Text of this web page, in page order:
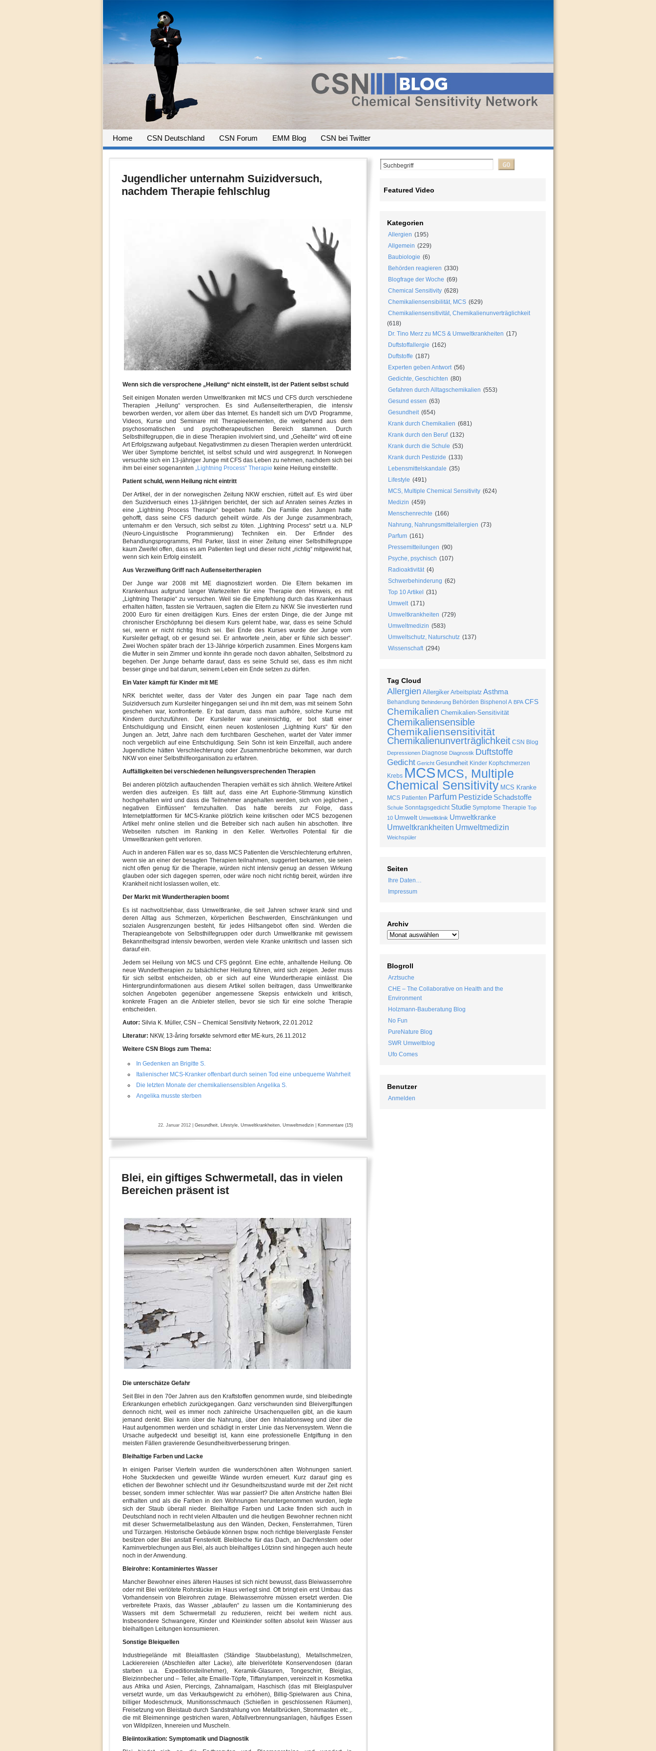
Home CSN Deutschland CSN Forum EMM Blog CSN bei Twitter
Jugendlicher unternahm Suizidversuch,
nachdem Therapie fehlschlug
Wenn sich die versprochene „Heilung“ nicht einstellt, ist der Patient selbst schuld
Seit einigen Monaten werden Umweltkranken mit MCS und CFS durch verschiedene
Therapien „Heilung“ versprochen. Es sind Außenseitertherapien, die intensiv
beworben werden, vor allem über das Internet. Es handelt sich um DVD Programme,
Videos, Kurse und Seminare mit Therapieelementen, die weitgehend aus dem
psychosomatischen und psychotherapeutischen Bereich stammen. Durch
Selbsthilfegruppen, die in diese Therapien involviert sind, und „Geheilte“ wird oft eine
Art Erfolgszwang aufgebaut. Negativstimmen zu diesen Therapien werden unterdrückt.
Wer über Symptome berichtet, ist selbst schuld und wird ausgegrenzt. In Norwegen
versuchte sich ein 13-jähriger Junge mit CFS das Leben zu nehmen, nachdem sich bei
ihm bei einer sogenannten „Lightning Process“ Therapie keine Heilung einstellte.
Patient schuld, wenn Heilung nicht eintritt
Der Artikel, der in der norwegischen Zeitung NKW erschien, rüttelt auf. Es wird über
den Suzidversuch eines 13-jährigen berichtet, der sich auf Anraten seines Arztes in
eine „Lightning Process Therapie“ begeben hatte. Die Familie des Jungen hatte
gehofft, dass seine CFS dadurch geheilt würde. Als der Junge zusammenbrach,
unternahm er den Versuch, sich selbst zu töten. „Lightning Process“ setzt u.a. NLP
(Neuro-Linguistische Programmierung) Techniken ein. Der Erfinder des
Behandlungsprogramms, Phil Parker, lässt in einer Zeitung einer Selbsthilfegruppe
kaum Zweifel offen, dass es am Patienten liegt und dieser nicht „richtig“ mitgewirkt hat,
wenn sich kein Erfolg einstellt.
Aus Verzweiflung Griff nach Außenseitertherapien
Der Junge war 2008 mit ME diagnostiziert worden. Die Eltern bekamen im
Krankenhaus aufgrund langer Wartezeiten für eine Therapie den Hinweis, es mit
„Lightning Therapie“ zu versuchen. Weil sie die Empfehlung durch das Krankenhaus
erhalten hätten, fassten sie Vertrauen, sagten die Eltern zu NKW. Sie investierten rund
2000 Euro für einen dreitägigen Kurs. Eines der ersten Dinge, die der Junge mit
chronischer Erschöpfunng bei diesem Kurs gelernt habe, war, dass es seine Schuld
sei, wenn er nicht richtig frisch sei. Bei Ende des Kurses wurde der Junge vom
Kursleiter gefragt, ob er gesund sei. Er antwortete „nein, aber er fühle sich besser“.
Zwei Wochen später brach der 13-Jährige körperlich zusammen. Eines Morgens kam
die Mutter in sein Zimmer und konnte ihn gerade noch davon abhalten, Selbstmord zu
begehen. Der Junge beharrte darauf, dass es seine Schuld sei, dass es ihm nicht
besser ginge und bat darum, seinem Leben ein Ende setzen zu dürfen.
Ein Vater kämpft für Kinder mit ME
NRK berichtet weiter, dass der Vater des Jungen ein paar Tage nach dem
Suizidversuch zum Kursleiter hingegangen sei und ihn mit dem, was mit seinem Sohn
geschehen war, konfrontierte. Er bat darum, dass man aufhöre, solche Kurse mit
Kindern durchzuführen. Der Kursleiter war uneinsichtig, er bot statt einer
Entschuldigung und Einsicht, einen neuen kostenlosen „Lightning Kurs“ für den
Jungen an. Jetzt, Jahre nach dem furchtbaren Geschehen, wartet der Vater immer
noch vergeblich auf eine Entschuldigung. Sein Sohn ist kein Einzelfall, auch andere
Jugendliche hätten Verschlechterung oder Zusammenbrüche bekommen, war durch
NKW von einer Selbsthilfeorganisation zu erfahren.
Auffälligkeiten bei verschiedenen heilungsversprechenden Therapien
Bei anderen plötzlich auftauchenden Therapien verhält es sich ähnlich. Weitere Artikel
werden dies aufzeigen. Es fällt auf, dass eine Art Euphorie-Stimmung künstlich
hochgehalten wird und dass die Teilnehmer angehalten werden, sich von jeglichen „
negativen Einflüssen“ fernzuhalten. Das hatte bereits zur Folge, dass
Internetplattformen für MCS-Kranke plötzlich keine kritischen oder MCS bezogenen
Artikel mehr online stellen und die Betreiber sich nach außen hin abschotten. Ihre
Webseiten rutschen im Ranking in den Keller. Wertvolles Potential für die
Umweltkranken geht verloren.
Auch in anderen Fällen war es so, dass MCS Patienten die Verschlechterung erfuhren,
wenn sie an einer der besagten Therapien teilnahmen, suggeriert bekamen, sie seien
nicht offen genug für die Therapie, würden nicht intensiv genug an dessen Wirkung
glauben oder sich dagegen sperren, oder wäre noch nicht richtig bereit, würden ihre
Krankheit nicht loslassen wollen, etc.
Der Markt mit Wundertherapien boomt
Es ist nachvollziehbar, dass Umweltkranke, die seit Jahren schwer krank sind und
deren Alltag aus Schmerzen, körperlichen Beschwerden, Einschränkungen und
sozialen Ausgrenzungen besteht, für jedes Hilfsangebot offen sind. Werden die
Therapieangebote von Selbsthilfegruppen oder durch Umweltkranke mit gewissem
Bekanntheitsgrad intensiv beworben, werden viele Kranke unkritisch und lassen sich
darauf ein.
Jedem sei Heilung von MCS und CFS gegönnt. Eine echte, anhaltende Heilung. Ob
neue Wundertherapien zu tatsächlicher Heilung führen, wird sich zeigen. Jeder muss
für sich selbst entscheiden, ob er sich auf eine Wundertherapie einlässt. Die
Hintergrundinformationen aus diesem Artikel sollen beitragen, dass Umweltkranke
solchen Angeboten gegenüber angemessene Skepsis entwickeln und kritisch,
konkrete Fragen an die Anbieter stellen, bevor sie sich für eine solche Therapie
entscheiden.
Autor: Silvia K. Müller, CSN – Chemical Sensitivity Network, 22.01.2012
Literatur: NKW, 13-åring forsøkte selvmord etter ME-kurs, 26.11.2012
Weitere CSN Blogs zum Thema:
In Gedenken an Brigitte S.
Italienischer MCS-Kranker offenbart durch seinen Tod eine unbequeme Wahrheit
Die letzten Monate der chemikaliensensiblen Angelika S.
Angelika musste sterben
22. Januar 2012 | Gesundheit, Lifestyle, Umweltkrankheiten, Umweltmedizin Kommentare (15)
Blei, ein giftiges Schwermetall, das in vielen
Bereichen präsent ist
Die unterschätze Gefahr
Seit Blei in den 70er Jahren aus den Kraftstoffen genommen wurde, sind bleibedingte
Erkrankungen erheblich zurückgegangen. Ganz verschwunden sind Bleivergiftungen
dennoch nicht, weil es immer noch zahlreiche Ursachenquellen gibt, an die kaum
jemand denkt. Blei kann über die Nahrung, über den Inhalationsweg und über die
Haut aufgenommen werden und schädigt in erster Linie das Nervensystem. Wenn die
Ursache aufgedeckt und beseitigt ist, kann eine professionelle Entgiftung in den
meisten Fällen gravierende Gesundheitsverbesserung bringen.
Bleihaltige Farben und Lacke
In einigen Pariser Vierteln wurden die wunderschönen alten Wohnungen saniert.
Hohe Stuckdecken und geweißte Wände wurden erneuert. Kurz darauf ging es
etlichen der Bewohner schlecht und ihr Gesundheitszustand wurde mit der Zeit nicht
besser, sondern immer schlechter. Was war passiert? Die alten Anstriche hatten Blei
enthalten und als die Farben in den Wohnungen heruntergenommen wurden, legte
sich der Staub überall nieder. Bleihaltige Farben und Lacke finden sich auch in
Deutschland noch in recht vielen Altbauten und die heutigen Bewohner rechnen nicht
mit dieser Schwermetallbelastung aus den Wänden, Decken, Fensterrahmen, Türen
und Türzargen. Historische Gebäude können bspw. noch richtige bleiverglaste Fenster
besitzen oder Blei anstatt Fensterkitt. Bleibleche für das Dach, an Dachfenstern oder
Kaminverblechungen aus Blei, als auch bleihaltiges Lötzinn sind hingegen auch heute
noch in der Anwendung.
Bleirohre: Kontaminiertes Wasser
Mancher Bewohner eines älteren Hauses ist sich nicht bewusst, dass Bleiwasserrohre
oder mit Blei verlötete Rohrstücke im Haus verlegt sind. Oft bringt ein erst Umbau das
Vorhandensein von Bleirohren zutage. Bleiwasserrohre müssen ersetzt werden. Die
verbreitete Praxis, das Wasser „ablaufen“ zu lassen um die Kontaminierung des
Wassers mit dem Schwermetall zu reduzieren, reicht bei weitem nicht aus.
Insbesondere Schwangere, Kinder und Kleinkinder sollten absolut kein Wasser aus
bleihaltigen Leitungen konsumieren.
Sonstige Bleiquellen
Industriegelände mit Bleialtlasten (Ständige Staubbelastung), Metallschmelzen,
Lackierereien (Abschleifen alter Lacke), alte bleiverlötete Konservendosen (daran
starben u.a. Expeditionsteilnehmer), Keramik-Glasuren, Tongeschirr, Bleiglas,
Bleizinnbecher und – Teller, alte Emaille-Töpfe, Tiffanylampen, vereinzelt in Kosmetika
aus Afrika und Asien, Piercings, Zahnamalgam, Haschisch (das mit Bleiglaspulver
versetzt wurde, um das Verkaufsgewicht zu erhöhen), Billig-Spielwaren aus China,
billiger Modeschmuck, Munitionsschmauch (Schießen in geschlossenen Räumen),
Freisetzung von Bleistaub durch Sandstrahlung von Metallbrücken, Strommasten etc.,.
die mit Bleimenninge gestrichen waren, Abfallverbrennungsanlagen, häufiges Essen
von Wildpilzen, Innereien und Muscheln.
Bleiintoxikation: Symptomatik und Diagnostik
Featured Video
Kategorien
Allergien (195)
Allgemein (229)
Baubiologie (6)
Behörden reagieren (330)
Blogfrage der Woche (69)
Chemical Sensitivity (628)
Chemikaliensensibilität, MCS (629)
Chemikaliensensitivität, Chemikalienunverträglichkeit
(618)
Dr. Tino Merz zu MCS & Umweltkrankheiten (17)
Duftstoffallergie (162)
Duftstoffe (187)
Experten geben Antwort (56)
Gedichte, Geschichten (80)
Gefahren durch Alltagschemikalien (553)
Gesund essen (63)
Gesundheit (654)
Krank durch Chemikalien (681)
Krank durch den Beruf (132)
Krank durch die Schule (53)
Krank durch Pestizide (133)
Lebensmittelskandale (35)
Lifestyle (491)
MCS, Multiple Chemical Sensitivity (624)
Medizin (459)
Menschenrechte (166)
Nahrung, Nahrungsmittelallergien (73)
Parfum (161)
Pressemitteilungen (90)
Psyche, psychisch (107)
Radioaktivität (4)
Schwerbehinderung (62)
Top 10 Artikel
(31)
Umwelt (171)
Umweltkrankheiten (729)
Umweltmedizin (583)
Umweltschutz, Naturschutz (137)
Wissenschaft (294)
Tag Cloud
Allergien Allergiker Arbeitsplatz Asthma
Behandlung Behinderung Behörden Bisphenol A BPA CFS
Chemikalien Chemikalien-Sensitivität
Chemikaliensensible
Chemikaliensensitivität
Chemikalienunverträglichkeit CSN Blog
Depressionen Diagnose Diagnostik Duftstoffe
Gedicht Gericht Gesundheit Kinder Kopfschmerzen
Krebs MCS MCS, Multiple
Chemical Sensitivity MCS Kranke
MCS Patienten Parfum Pestizide Schadstoffe
Schule Sonntagsgedicht Studie Symptome Therapie Top
10 Umwelt Umweltklinik Umweltkranke
Umweltkrankheiten Umweltmedizin
Weichspüler
Seiten
Ihre Daten…
Impressum
Archiv
Blogroll
Arztsuche
CHE – The Collaborative on Health and the
Environment
Holzmann-Bauberatung Blog
No Fun
PureNature Blog
SWR Umweltblog
Ufo Comes
Benutzer
Anmelden